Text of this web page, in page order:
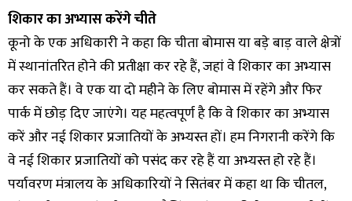
शिकार का अभ्यास करेंगे चीते
कूनो के एक अधिकारी ने कहा कि चीता बोमास या बड़े बाड़ वाले क्षेत्रों
में स्थानांतरित होने की प्रतीक्षा कर रहे हैं, जहां वे शिकार का अभ्यास
कर सकते हैं। वे एक या दो महीने के लिए बोमास में रहेंगे और फिर
पार्क में छोड़ दिए जाएंगे। यह महत्वपूर्ण है कि वे शिकार का अभ्यास
करें और नई शिकार प्रजातियों के अभ्यस्त हों। हम निगरानी करेंगे कि
वे नई शिकार प्रजातियों को पसंद कर रहे हैं या अभ्यस्त हो रहे हैं।
पर्यावरण मंत्रालय के अधिकारियों ने सितंबर में कहा था कि चीतल,